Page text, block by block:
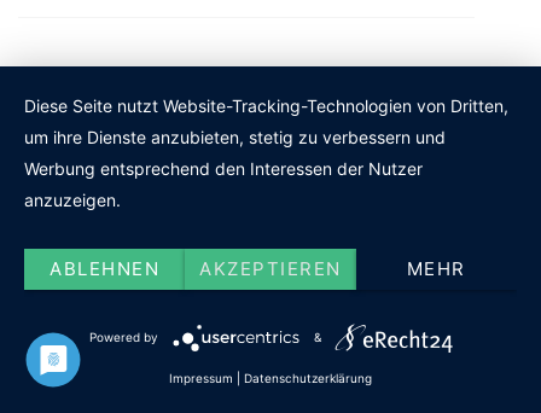
MEHR INSPIRATION:
Für Ihren Umzug Stuttgartempfehlen wir Edo Umzüge.
Diese Seite nutzt Website-Tracking-Technologien von Dritten,
um ihre Dienste anzubieten, stetig zu verbessern und
Werbung entsprechend den Interessen der Nutzer
anzuzeigen.
ABLEHNEN AKZEPTIEREN MEHR
Powered by &
Impressum Datenschutzerklärung